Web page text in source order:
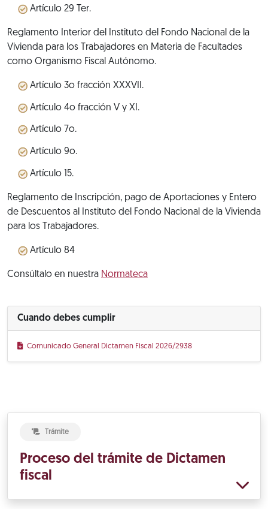
Artículo 29 Ter.
Reglamento Interior del Instituto del Fondo Nacional de la
Vivienda para los Trabajadores en Materia de Facultades
como Organismo Fiscal Autónomo.
Artículo 3o fracción XXXVII.
Artículo 4o fracción V y XI.
Artículo 7o.
Artículo 9o.
Artículo 15.
Reglamento de Inscripción, pago de Aportaciones y Entero
de Descuentos al Instituto del Fondo Nacional de la Vivienda
para los Trabajadores.
Artículo 84
Consúltalo en nuestra Normateca
Cuando debes cumplir
Comunicado General Dictamen Fiscal 2026/2938
Trámite
Proceso del trámite de Dictamen
fiscal